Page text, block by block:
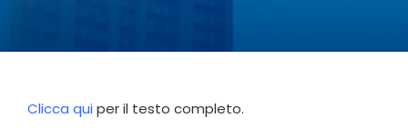
Clicca qui per il testo completo.